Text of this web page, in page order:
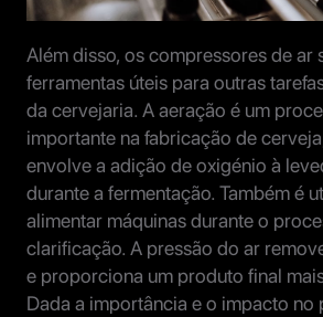
Além disso, os compressores de ar
ferramentas úteis para outras
da cervejaria. A aeração é um
importante na fabricação de
envolve a adição de oxigénio à
durante a fermentação. Também é
alimentar máquinas durante o
clarificação. A pressão do ar
e proporciona um produto final
Dada a importância e o impacto no